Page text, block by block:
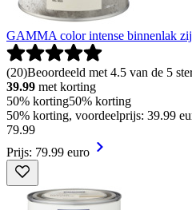
GAMMA color intense binnenlak
(20)Beoordeeld met 4.5 van de 5
39.99 met korting
50% korting50% korting
50% korting, voordeelprijs: 39.99
79.99
Prijs: 79.99 euro